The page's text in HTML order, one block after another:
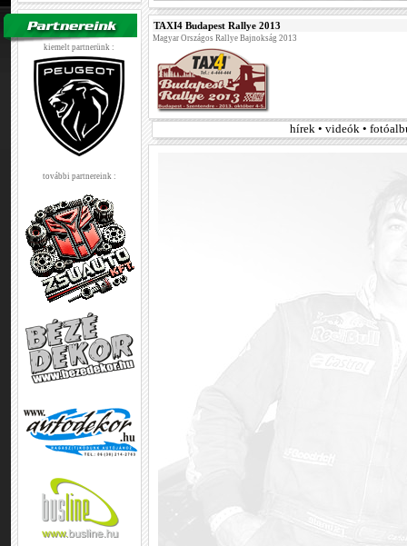
kiemelt partnerünk :
további partnereink :
TAXI4 Budapest Rallye 2013
Magyar Országos Rallye Bajnokság 2013
hírek • videók •